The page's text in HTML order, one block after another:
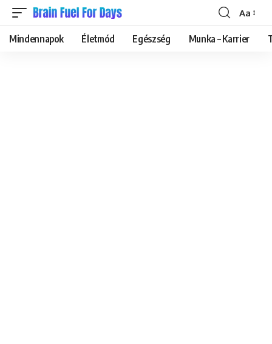
Font
Resizer
Aa
Mindennapok Életmód Egészség Munka – Karrier